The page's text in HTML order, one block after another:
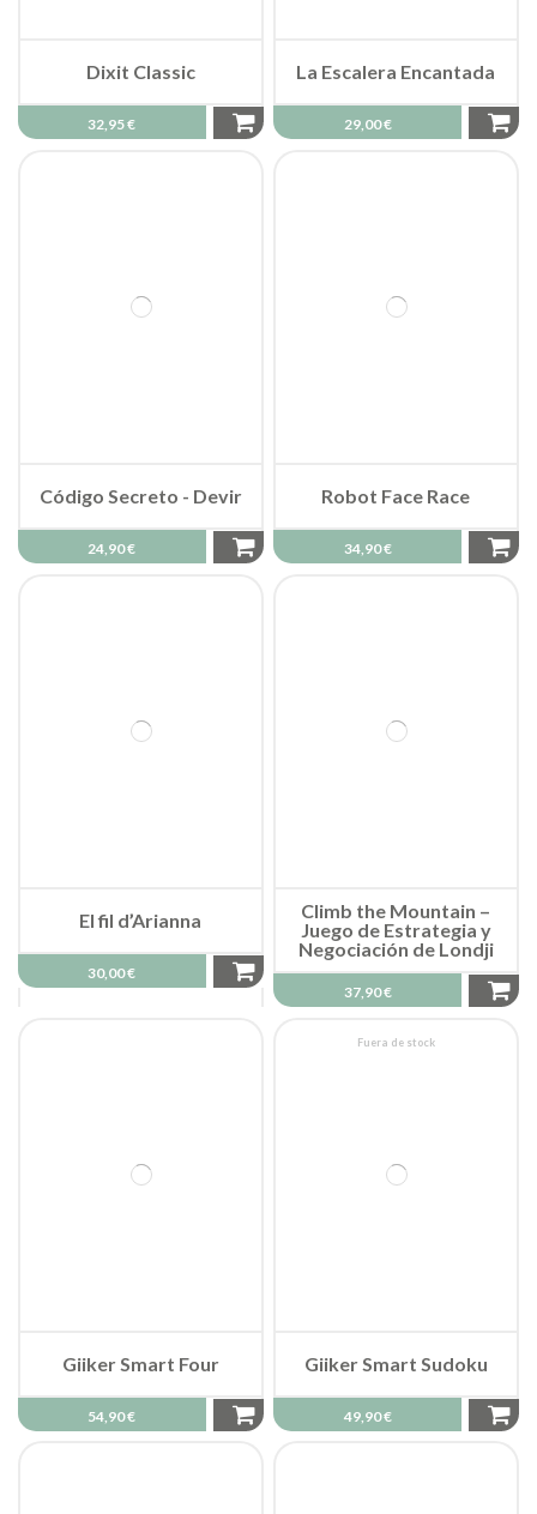
Dixit Classic
32,95 €
La Escalera Encantada
29,00 €
Código Secreto - Devir
24,90 €
Robot Face Race
34,90 €
El fil d’Arianna
30,00 €
Climb the Mountain –
Juego de Estrategia y
Negociación de Londji
37,90 €
Giiker Smart Four
54,90 €
Fuera de stock
Giiker Smart Sudoku
49,90 €